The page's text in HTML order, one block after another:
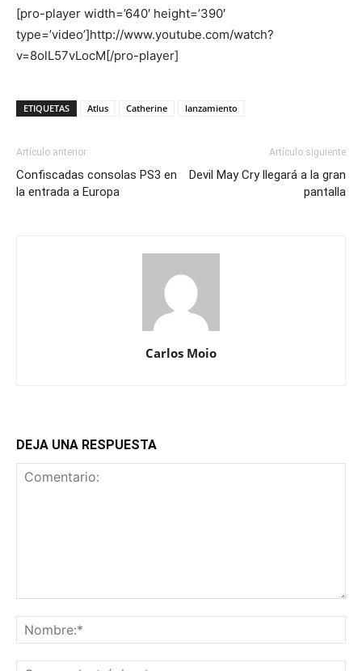
[pro-player width=’640′ height=’390′
type=’video’]http://www.youtube.com/watch?
v=8olL57vLocM[/pro-player]
ETIQUETAS Atlus Catherine lanzamiento
Artículo anterior
Confiscadas consolas PS3 en
la entrada a Europa
Artículo siguiente
Devil May Cry llegará a la gran
pantalla
Carlos Moio
DEJA UNA RESPUESTA